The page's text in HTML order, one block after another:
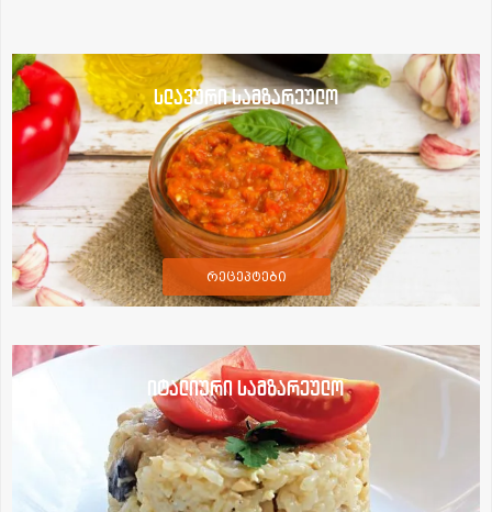
სლავური სამზარეულო
რეცეპტები
იტალიური სამზარეულო